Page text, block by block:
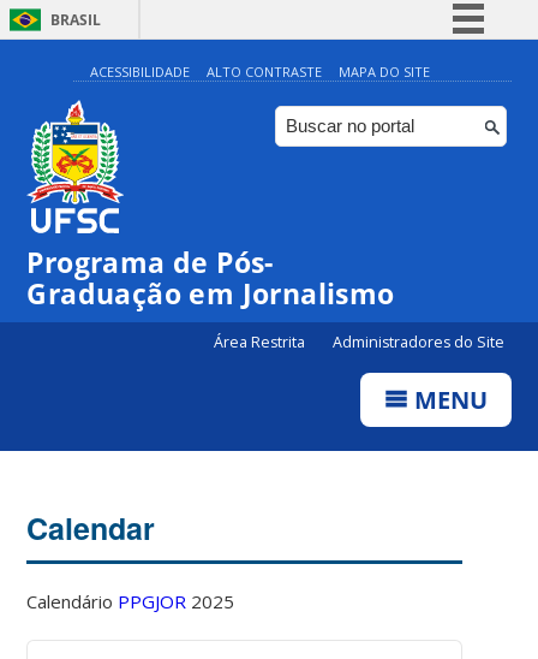
BRASIL
Simplifique!
Comunica BR
Participe
ACESSIBILIDADE ALTO CONTRASTE MAPA DO SITE
Programa de Pós-
Graduação em Jornalismo
Área Restrita Administradores do Site
MENU
Calendar
Calendário PPGJOR 2025
00:00
05:00